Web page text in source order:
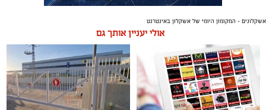
אשקלונים - המקומון היומי של אשקלון באינטרנט
אולי יעניין אותך גם